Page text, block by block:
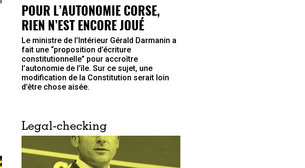
POUR L’AUTONOMIE CORSE,
RIEN N’EST ENCORE JOUÉ
Le ministre de l’Intérieur Gérald Darmanin a
fait une “proposition d’écriture
constitutionnelle” pour accroître
l’autonomie de l’île. Sur ce sujet, une
modification de la Constitution serait loin
d’être chose aisée.
Legal-checking